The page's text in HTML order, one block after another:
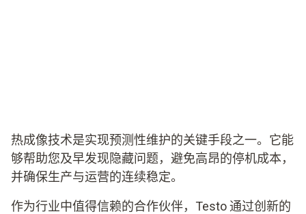
热成像技术是实现预测性维护的关键手段之一。它能
够帮助您及早发现隐藏问题，避免高昂的停机成本，
并确保生产与运营的连续稳定。
作为行业中值得信赖的合作伙伴，Testo 通过创新的